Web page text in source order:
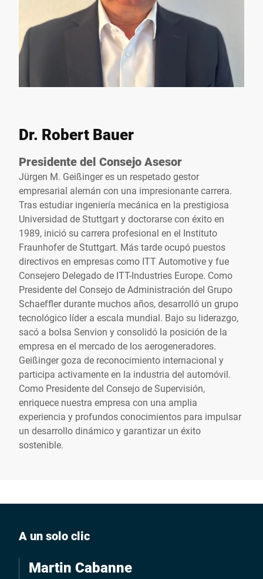
Dr. Robert Bauer
Presidente del Consejo Asesor
Jürgen M. Geißinger es un respetado gestor
empresarial alemán con una impresionante carrera.
Tras estudiar ingeniería mecánica en la prestigiosa
Universidad de Stuttgart y doctorarse con éxito en
1989, inició su carrera profesional en el Instituto
Fraunhofer de Stuttgart. Más tarde ocupó puestos
directivos en empresas como ITT Automotive y fue
Consejero Delegado de ITT-Industries Europe. Como
Presidente del Consejo de Administración del Grupo
Schaeffler durante muchos años, desarrolló un grupo
tecnológico líder a escala mundial. Bajo su liderazgo,
sacó a bolsa Senvion y consolidó la posición de la
empresa en el mercado de los aerogeneradores.
Geißinger goza de reconocimiento internacional y
participa activamente en la industria del automóvil.
Como Presidente del Consejo de Supervisión,
enriquece nuestra empresa con una amplia
experiencia y profundos conocimientos para impulsar
un desarrollo dinámico y garantizar un éxito
sostenible.
A un solo clic
Martin Cabanne